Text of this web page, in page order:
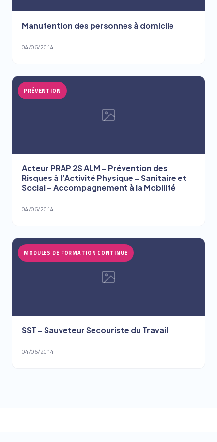
Manutention des personnes à domicile
04/06/2014
PRÉVENTION
Acteur PRAP 2S ALM – Prévention des
Risques à l’Activité Physique – Sanitaire et
Social – Accompagnement à la Mobilité
04/06/2014
MODULES DE FORMATION CONTINUE
SST – Sauveteur Secouriste du Travail
04/06/2014